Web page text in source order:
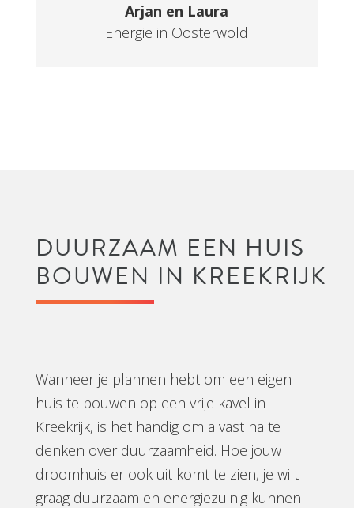
Arjan en Laura
Energie in Oosterwold
DUURZAAM EEN HUIS
BOUWEN IN KREEKRIJK
Wanneer je plannen hebt om een eigen
huis te bouwen op een vrije kavel in
Kreekrijk, is het handig om alvast na te
denken over duurzaamheid. Hoe jouw
droomhuis er ook uit komt te zien, je wilt
graag duurzaam en energiezuinig kunnen